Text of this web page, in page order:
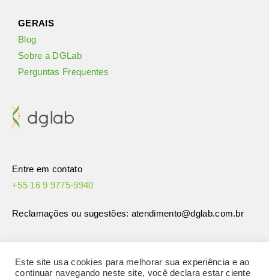
GERAIS
Blog
Sobre a DGLab
Perguntas Frequentes
Entre em contato
+55 16 9 9775-9940
Reclamações ou sugestões: atendimento@dglab.com.br
Este site usa cookies para melhorar sua experiência e ao
continuar navegando neste site, você declara estar ciente